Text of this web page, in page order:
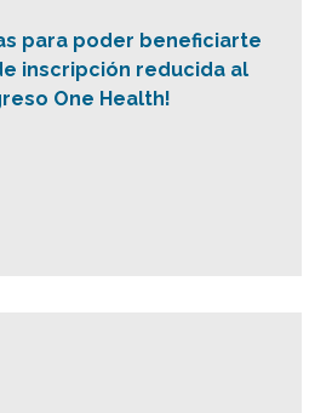
para poder beneficiarte
inscripción reducida al
One Health!